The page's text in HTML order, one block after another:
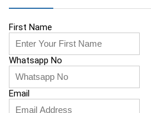
First Name
Whatsapp No
Email